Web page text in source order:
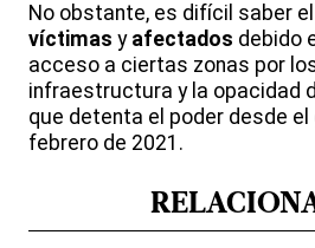
No obstante, es difícil saber
víctimas y afectados debido
acceso a ciertas zonas por
infraestructura y la opacidad
que detenta el poder desde el
febrero de 2021.